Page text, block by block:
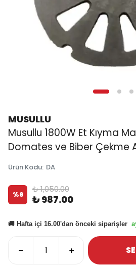
MUSULLU
Musullu 1800W Et Kıyma
Domates ve Biber Çekme
Ürün Kodu: DA
%6
₺ 1,050.00
₺ 987.00
🚚 Hafta içi 16.00'dan önceki siparişler